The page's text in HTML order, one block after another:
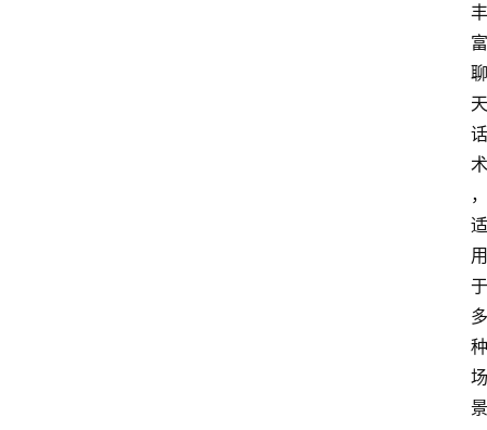
丰
富
聊
天
话
术
，
适
用
于
多
种
场
景